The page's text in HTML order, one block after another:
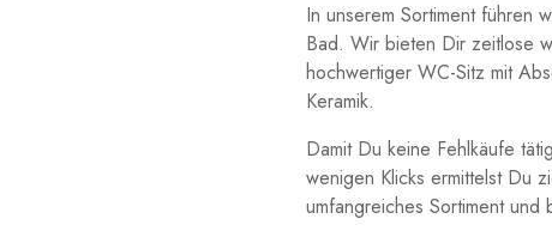
In unserem Sortiment führen
Bad. Wir bieten Dir zeitlose
hochwertiger WC-Sitz mit
Keramik.
Damit Du keine Fehlkäufe
wenigen Klicks ermittelst Du
umfangreiches Sortiment